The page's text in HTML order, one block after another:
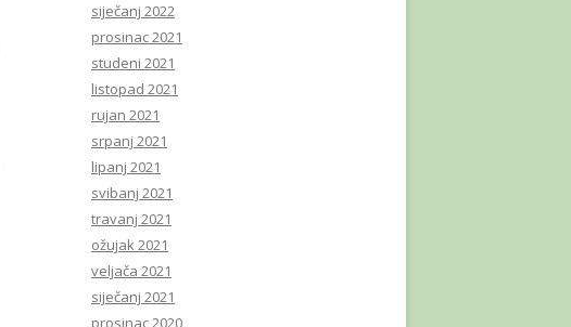
siječanj 2022
prosinac 2021
studeni 2021
listopad 2021
rujan 2021
srpanj 2021
lipanj 2021
svibanj 2021
travanj 2021
ožujak 2021
veljača 2021
siječanj 2021
prosinac 2020